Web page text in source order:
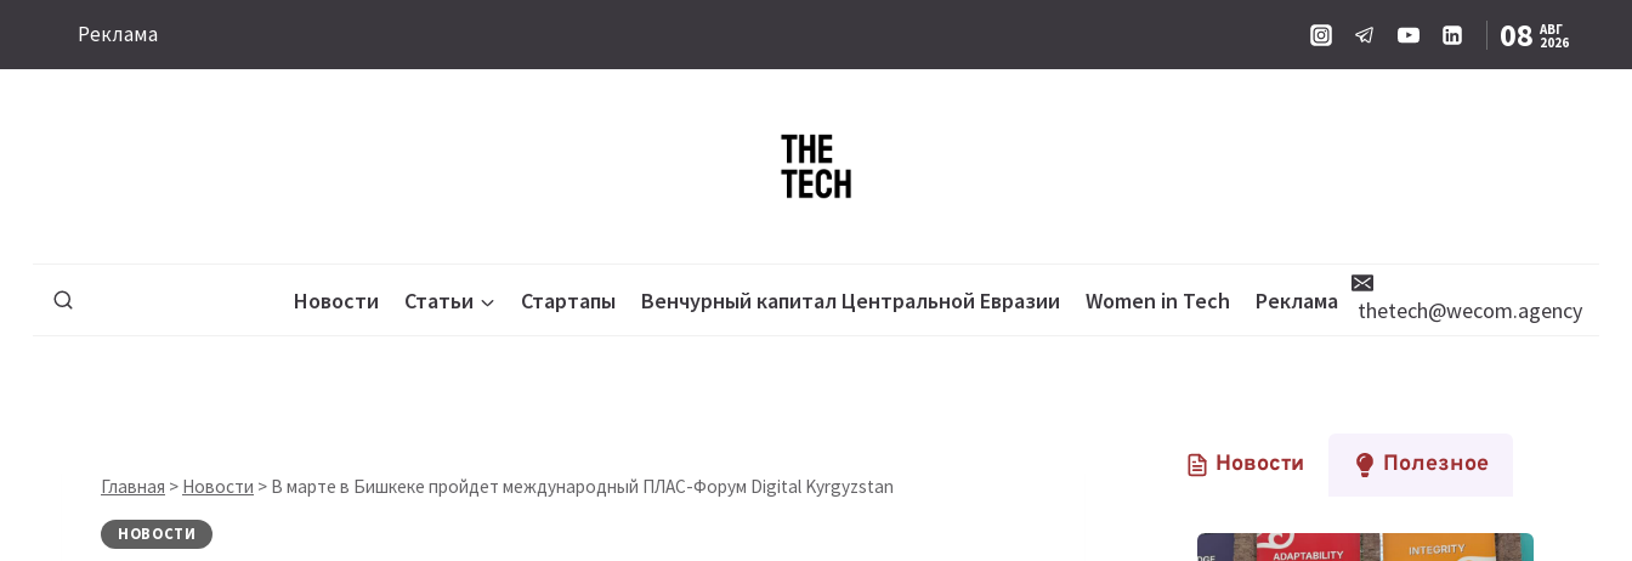
Реклама 08 АВГ
2026
Новости Статьи Стартапы Венчурный капитал Центральной Евразии Women in Tech Реклама thetech@wecom.agency
Главная > Новости > В марте в Бишкеке пройдет международный ПЛАС-Форум Digital Kyrgyzstan
НОВОСТИ
Новости Полезное